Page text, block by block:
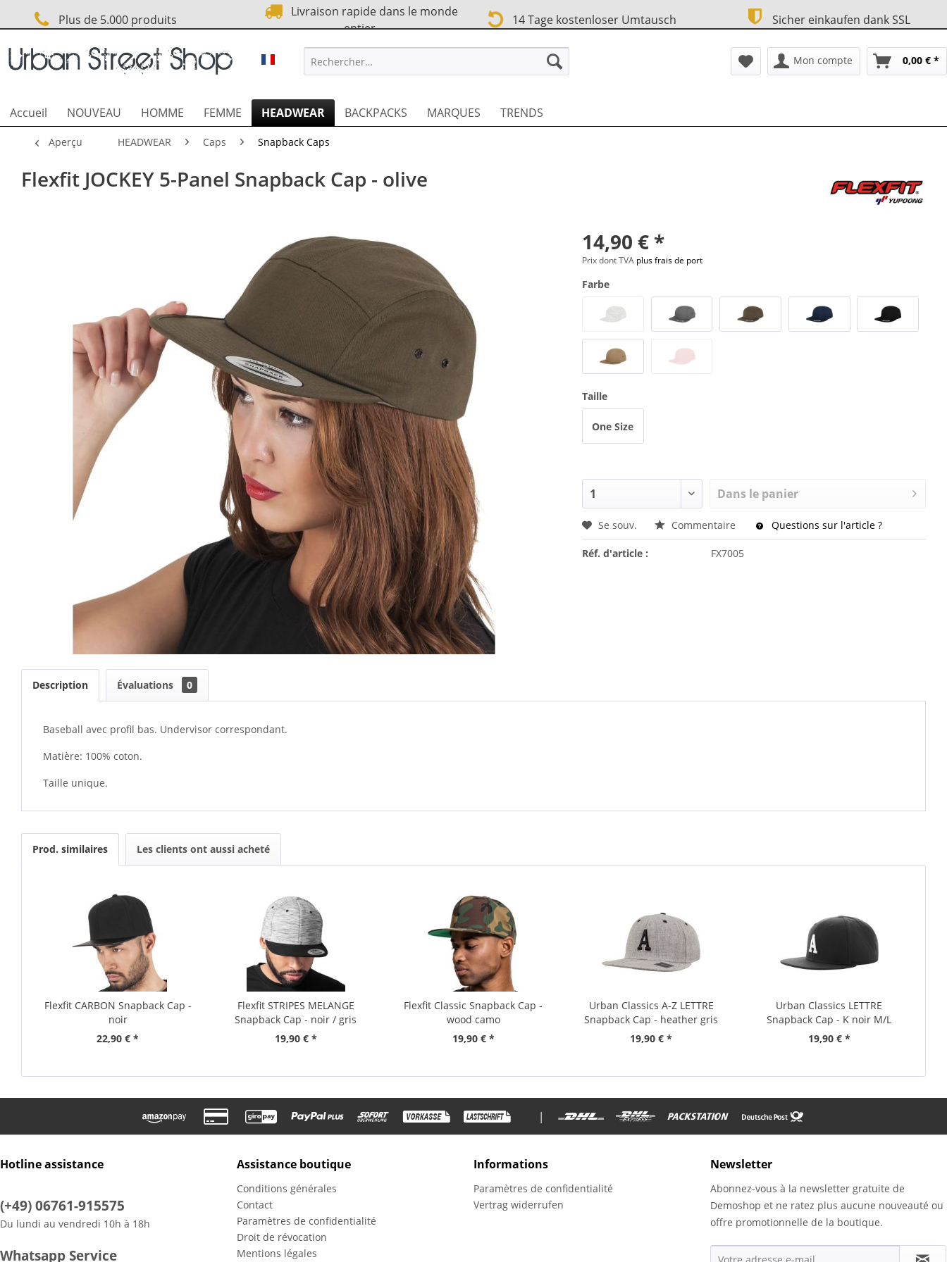
Plus de 5.000 produits
Livraison rapide dans le monde
entier
14 Tage kostenloser Umtausch Sicher einkaufen dank SSL
URBAN STREET FR Mon compte 0,00 € *
Accueil NOUVEAU HOMME FEMME HEADWEAR BACKPACKS MARQUES TRENDS
Aperçu HEADWEAR Caps Snapback Caps
Flexfit JOCKEY 5-Panel Snapback Cap - olive
14,90 € *
Prix dont TVA plus frais de port
Farbe
Taille
One Size
Dans le panier
Se souv. Commentaire Questions sur l'article ?
Réf. d'article : FX7005
Description Évaluations 0
Baseball avec profil bas. Undervisor correspondant.
Matière: 100% coton.
Taille unique.
Prod. similaires Les clients ont aussi acheté
Flexfit CARBON Snapback Cap -
noir
22,90 € *
Flexfit STRIPES MELANGE
Snapback Cap - noir / gris
19,90 € *
Flexfit Classic Snapback Cap -
wood camo
19,90 € *
Urban Classics A-Z LETTRE
Snapback Cap - heather gris
19,90 € *
Urban Classics LETTRE
Snapback Cap - K noir M/L
19,90 € *
|
Hotline assistance
(+49) 06761-915575
Du lundi au vendredi 10h à 18h
Whatsapp Service
Assistance boutique
Conditions générales
Contact
Paramètres de confidentialité
Droit de révocation
Mentions légales
Informations
Paramètres de confidentialité
Vertrag widerrufen
Newsletter
Abonnez-vous à la newsletter gratuite de
Demoshop et ne ratez plus aucune nouveauté ou
offre promotionnelle de la boutique.